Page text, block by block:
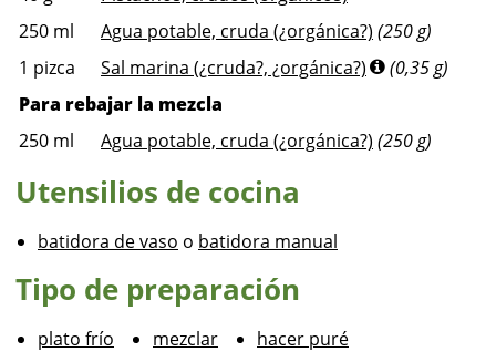
250 ml Agua potable, cruda (¿orgánica?) (250 g)
1 pizca Sal marina (¿cruda?, ¿orgánica?)
(0,35 g)
Para rebajar la mezcla
250 ml Agua potable, cruda (¿orgánica?) (250 g)
Utensilios de cocina
batidora de vaso o batidora manual
Tipo de preparación
plato frío mezclar hacer puré